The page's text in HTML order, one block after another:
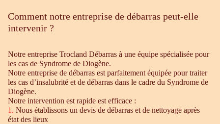
Comment notre entreprise de débarras peut-elle
intervenir ?
Notre entreprise Trocland Débarras à une équipe spécialisée pour
les cas de Syndrome de Diogène.
Notre entreprise de débarras est parfaitement équipée pour traiter
les cas d’insalubrité et de débarras dans le cadre du Syndrome de
Diogène.
Notre intervention est rapide est efficace :
1. Nous établissons un devis de débarras et de nettoyage après
état des lieux